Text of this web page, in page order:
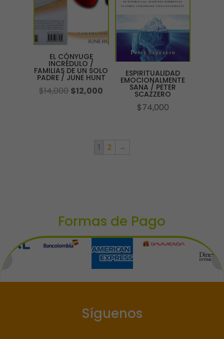
EL CÓNYUGE
INCRÉDULO /
FAMILIAS DE UN SOLO
PADRE / JUNE HUNT
$14,000 El
$14,000.
$12,000
$12,000.
ESPIRITUALIDAD
EMOCIONALMENTE
SANA / PETER
SCAZZERO
$74,000
1 2 →
Formas de Pago
Síguenos